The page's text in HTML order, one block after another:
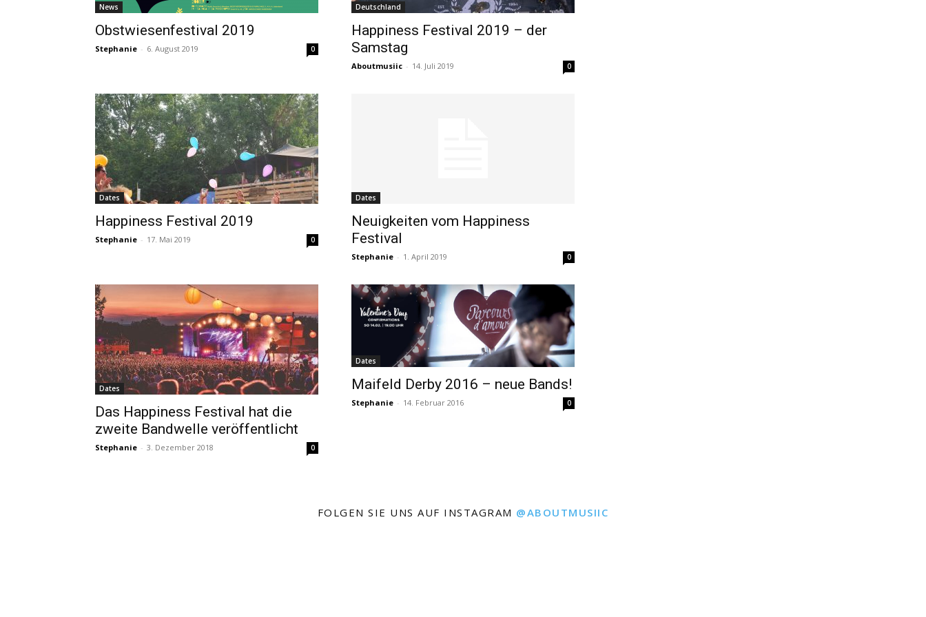
News
Obstwiesenfestival 2019
Stephanie - 6. August 2019 0
Deutschland
Happiness Festival 2019 – der
Samstag
Aboutmusiic - 14. Juli 2019 0
Dates
Happiness Festival 2019
Stephanie - 17. Mai 2019 0
Dates
Neuigkeiten vom Happiness
Festival
Stephanie - 1. April 2019 0
Dates
Das Happiness Festival hat die
zweite Bandwelle veröffentlicht
Stephanie - 3. Dezember 2018 0
Dates
Maifeld Derby 2016 – neue Bands!
Stephanie - 14. Februar 2016 0
FOLGEN SIE UNS AUF INSTAGRAM @ABOUTMUSIIC